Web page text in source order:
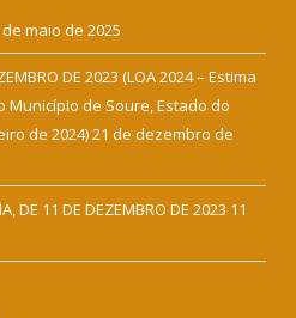
de maio de 2025
DE 2023 (LOA 2024 – Estima
Município de Soure, Estado do
de 2024)21 de dezembro de
DE 11 DE DEZEMBRO DE 2023 11